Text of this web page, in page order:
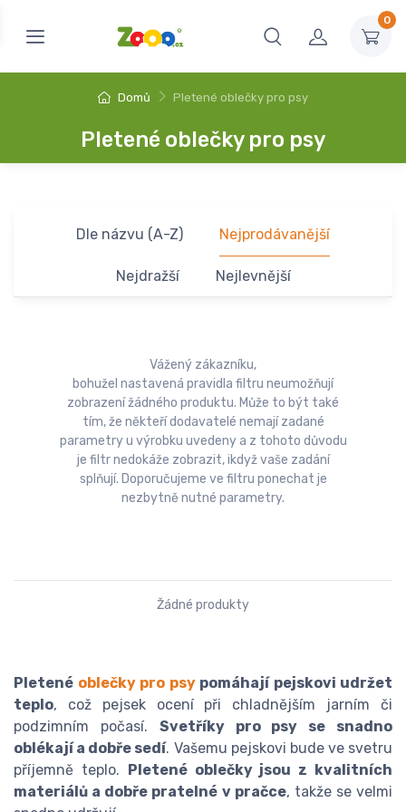
0
Domů Pletené oblečky pro psy
Pletené oblečky pro psy
Dle názvu (A-Z) Nejprodávanější
Nejdražší Nejlevnější
Vážený zákazníku,
bohužel nastavená pravidla filtru neumožňují
zobrazení žádného produktu. Může to být také
tím, že někteří dodavatelé nemají zadané
parametry u výrobku uvedeny a z tohoto důvodu
je filtr nedokáže zobrazit, ikdyž vaše zadání
splňují. Doporučujeme ve filtru ponechat je
nezbytně nutné parametry.
Žádné produkty
Pletené oblečky pro psypomáhají pejskovi udržet
teplo, což pejsek ocení při chladnějším jarním či
podzimním počasí. Svetříky pro psy se snadno
oblékají a dobře sedí. Vašemu pejskovi bude ve svetru
příjemně teplo.
Pletené oblečky jsou z kvalitních
materiálů a dobře pratelné v pračce, takže se velmi